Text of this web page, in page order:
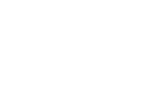
canal de Twitter